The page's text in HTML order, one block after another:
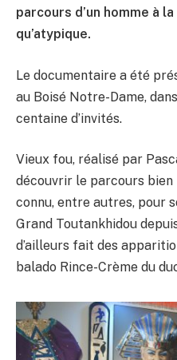
parcours d’un homme à
qu’atypique.
Le documentaire a été
au Boisé Notre-Dame,
centaine d’invités.
Vieux fou, réalisé par
découvrir le parcours
connu, entre autres, pour
Grand Toutankhidou
d’ailleurs fait des
balado Rince-Crème du